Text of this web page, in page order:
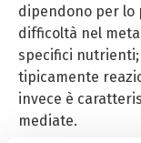
dipendono per lo
difficoltà nel
specifici
tipicamente
invece è
mediate.